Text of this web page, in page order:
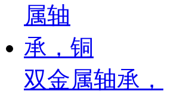
双金属轴承，